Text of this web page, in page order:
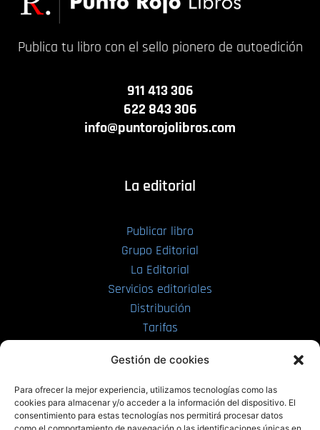
Gestión de cookies
Para ofrecer la mejor experiencia, utilizamos tecnologías como las
cookies para almacenar y/o acceder a la información del dispositivo. El
consentimiento para estas tecnologías nos permitirá procesar datos
Publica tu libro con el sello pionero de autoedición
911 413 306
622 843 306
info@puntorojolibros.com
La editorial
Publicar libro
Grupo Editorial
La Editorial
Servicios editoriales
Distribución
Tarifas
PRL | Films